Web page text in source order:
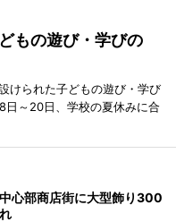
もの遊び・学びの
けられた子どもの遊び・学び
日～20日、学校の夏休みに合
心部商店街に大型飾り300